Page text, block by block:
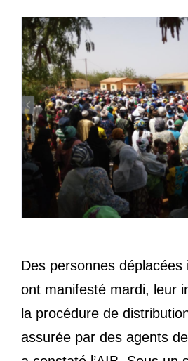
Des personnes déplacées
ont manifesté mardi, leur
la procédure de
assurée par des agents